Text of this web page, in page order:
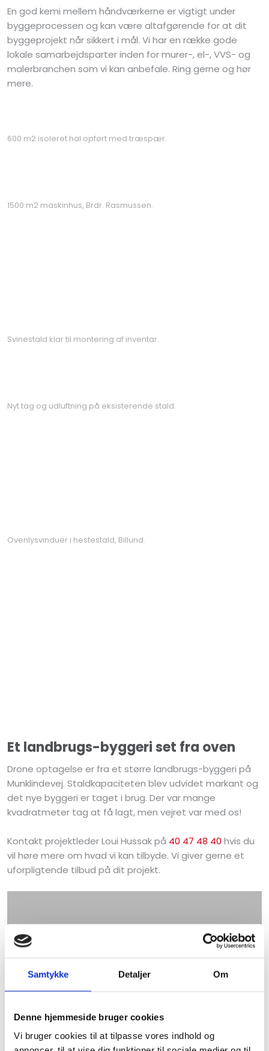
Samtykke Detaljer Om
Denne hjemmeside bruger cookies
Vi bruger cookies til at tilpasse vores indhold og
En god kemi mellem håndværkerne er vigtigt under
byggeprocessen og kan være altafgørende for at dit
byggeprojekt når sikkert i mål. Vi har en række gode
lokale samarbejdsparter inden for murer-, el-, VVS- og
malerbranchen som vi kan anbefale. Ring gerne og hør
mere.
​600 m2 isoleret hal opført med træspær.
1500 m2 maskinhus, Brdr. Rasmussen.
Svinestald klar til montering af inventar.
Nyt tag og udluftning på eksisterende stald.
Ovenlysvinduer i hestestald, Billund.
Et landbrugs-byggeri set fra oven
Drone optagelse er fra et større landbrugs-byggeri på
Munklindevej. Staldkapaciteten blev udvidet markant og
det nye byggeri er taget i brug. Der var mange
kvadratmeter tag at få lagt, men vejret var med os!
Kontakt projektleder Loui Hussak på 40 47 48 40 hvis du
vil høre mere om hvad vi kan tilbyde. Vi giver gerne et
uforpligtende tilbud på dit projekt.
For at se denneYoutube videoskal du acceptere
marketing cookies